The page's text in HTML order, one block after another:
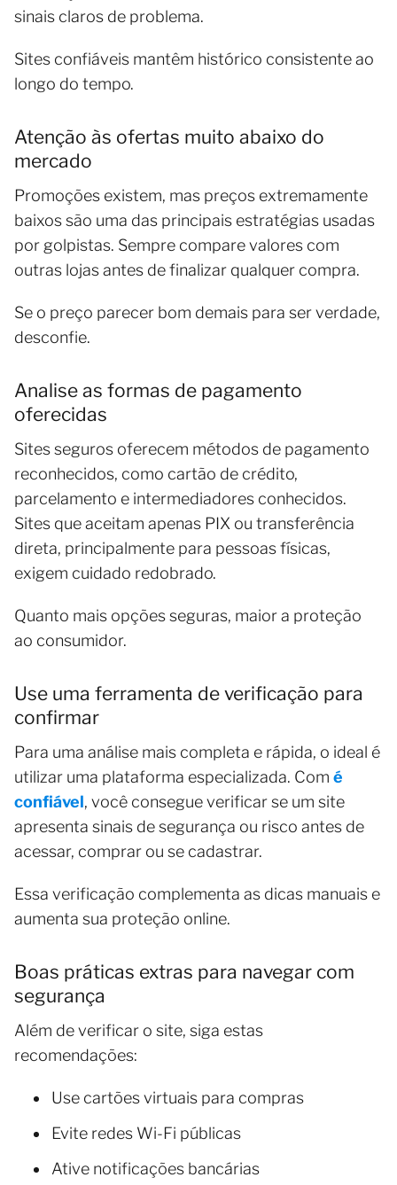
sinais claros de problema.
Sites confiáveis mantêm histórico consistente ao
longo do tempo.
Atenção às ofertas muito abaixo do
mercado
Promoções existem, mas preços extremamente
baixos são uma das principais estratégias usadas
por golpistas. Sempre compare valores com
outras lojas antes de finalizar qualquer compra.
Se o preço parecer bom demais para ser verdade,
desconfie.
Analise as formas de pagamento
oferecidas
Sites seguros oferecem métodos de pagamento
reconhecidos, como cartão de crédito,
parcelamento e intermediadores conhecidos.
Sites que aceitam apenas PIX ou transferência
direta, principalmente para pessoas físicas,
exigem cuidado redobrado.
Quanto mais opções seguras, maior a proteção
ao consumidor.
Use uma ferramenta de verificação para
confirmar
Para uma análise mais completa e rápida, o ideal é
utilizar uma plataforma especializada. Com é
confiável, você consegue verificar se um site
apresenta sinais de segurança ou risco antes de
acessar, comprar ou se cadastrar.
Essa verificação complementa as dicas manuais e
aumenta sua proteção online.
Boas práticas extras para navegar com
segurança
Além de verificar o site, siga estas
recomendações:
Use cartões virtuais para compras
Evite redes Wi-Fi públicas
Ative notificações bancárias